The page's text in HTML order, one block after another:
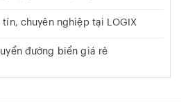
tín, chuyên nghiệp tại LOGIX
đường biển giá rẻ